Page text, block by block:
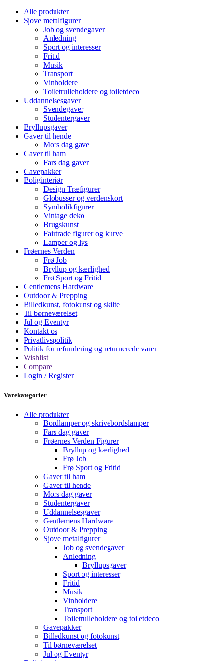
Alle produkter
Sjove metalfigurer
Job og svendegaver
Anledning
Sport og interesser
Fritid
Musik
Transport
Vinholdere
Toiletrulleholdere og toiletdeco
Uddannelsesgaver
Svendegaver
Studentergaver
Bryllupsgaver
Gaver til hende
Mors dag gave
Gaver til ham
Fars dag gaver
Gavepakker
Boliginteriør
Design Træfigurer
Globusser og verdenskort
Symbolikfigurer
Vintage deko
Brugskunst
Fairtrade figurer og kurve
Lamper og lys
Frøernes Verden
Frø Job
Bryllup og kærlighed
Frø Sport og Fritid
Gentlemens Hardware
Outdoor & Prepping
Billedkunst, fotokunst og skilte
Til børneværelset
Jul og Eventyr
Kontakt os
Privatlivspolitik
Politik for refundering og returnerede varer
Wishlist
Compare
Login / Register
Varekategorier
Alle produkter
Bordlamper og skrivebordslamper
Fars dag gaver
Frøernes Verden Figurer
Bryllup og kærlighed
Frø Job
Frø Sport og Fritid
Gaver til ham
Gaver til hende
Mors dag gaver
Studentergaver
Uddannelsesgaver
Gentlemens Hardware
Outdoor & Prepping
Sjove metalfigurer
Job og svendegaver
Anledning
Bryllupsgaver
Sport og interesser
Fritid
Musik
Vinholdere
Transport
Toiletrulleholdere og toiletdeco
Gavepakker
Billedkunst og fotokunst
Til børneværelset
Jul og Eventyr